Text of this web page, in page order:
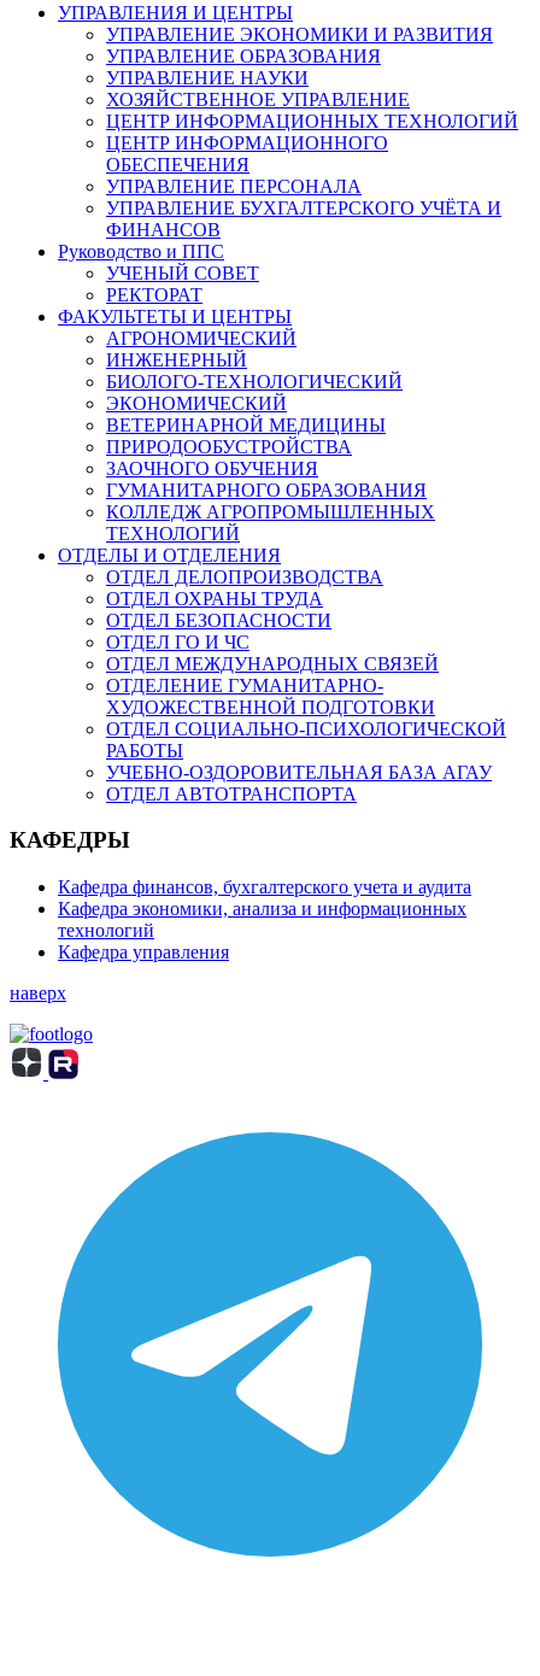
УПРАВЛЕНИЯ И ЦЕНТРЫ
УПРАВЛЕНИЕ ЭКОНОМИКИ И РАЗВИТИЯ
УПРАВЛЕНИЕ ОБРАЗОВАНИЯ
УПРАВЛЕНИЕ НАУКИ
ХОЗЯЙСТВЕННОЕ УПРАВЛЕНИЕ
ЦЕНТР ИНФОРМАЦИОННЫХ ТЕХНОЛОГИЙ
ЦЕНТР ИНФОРМАЦИОННОГО
ОБЕСПЕЧЕНИЯ
УПРАВЛЕНИЕ ПЕРСОНАЛА
УПРАВЛЕНИЕ БУХГАЛТЕРСКОГО УЧЁТА И
ФИНАНСОВ
Руководство и ППС
УЧЕНЫЙ СОВЕТ
РЕКТОРАТ
ФАКУЛЬТЕТЫ И ЦЕНТРЫ
АГРОНОМИЧЕСКИЙ
ИНЖЕНЕРНЫЙ
БИОЛОГО-ТЕХНОЛОГИЧЕСКИЙ
ЭКОНОМИЧЕСКИЙ
ВЕТЕРИНАРНОЙ МЕДИЦИНЫ
ПРИРОДООБУСТРОЙСТВА
ЗАОЧНОГО ОБУЧЕНИЯ
ГУМАНИТАРНОГО ОБРАЗОВАНИЯ
КОЛЛЕДЖ АГРОПРОМЫШЛЕННЫХ
ТЕХНОЛОГИЙ
ОТДЕЛЫ И ОТДЕЛЕНИЯ
ОТДЕЛ ДЕЛОПРОИЗВОДСТВА
ОТДЕЛ ОХРАНЫ ТРУДА
ОТДЕЛ БЕЗОПАСНОСТИ
ОТДЕЛ ГО И ЧС
ОТДЕЛ МЕЖДУНАРОДНЫХ СВЯЗЕЙ
ОТДЕЛЕНИЕ ГУМАНИТАРНО-
ХУДОЖЕСТВЕННОЙ ПОДГОТОВКИ
ОТДЕЛ СОЦИАЛЬНО-ПСИХОЛОГИЧЕСКОЙ
РАБОТЫ
УЧЕБНО-ОЗДОРОВИТЕЛЬНАЯ БАЗА АГАУ
ОТДЕЛ АВТОТРАНСПОРТА
КАФЕДРЫ
Кафедра финансов, бухгалтерского учета и аудита
Кафедра экономики, анализа и информационных
технологий
Кафедра управления
наверх